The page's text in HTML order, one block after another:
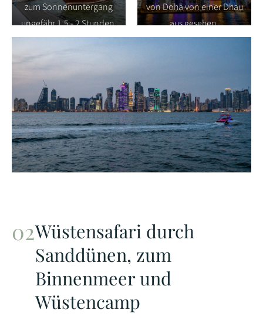
zum Sonnenuntergang
ungefähr 1,5 - 2 Stunden.
von Doha von einer Dhau
aus gesehen.
Wüstensafari durch
Sanddünen, zum
Binnenmeer und
Wüstencamp